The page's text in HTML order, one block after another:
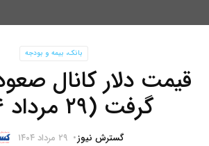
بانک، بیمه و بودجه
قیمت دلار کانال
گرفت (۲۹ مرداد ۱۴۰۴)
گسترش نیوز ۲۹ مرداد ۱۴۰۴